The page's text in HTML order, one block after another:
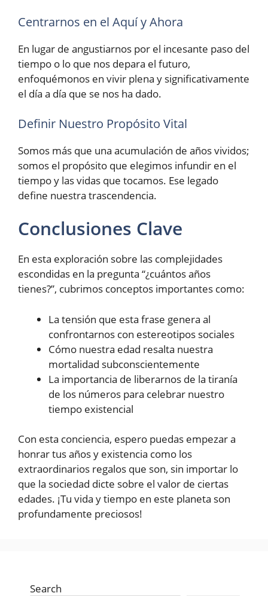
Centrarnos en el Aquí y Ahora
En lugar de angustiarnos por el incesante paso del
tiempo o lo que nos depara el futuro,
enfoquémonos en vivir plena y significativamente
el día a día que se nos ha dado.
Definir Nuestro Propósito Vital
Somos más que una acumulación de años vividos;
somos el propósito que elegimos infundir en el
tiempo y las vidas que tocamos. Ese legado
define nuestra trascendencia.
Conclusiones Clave
En esta exploración sobre las complejidades
escondidas en la pregunta “¿cuántos años
tienes?”, cubrimos conceptos importantes como:
La tensión que esta frase genera al
confrontarnos con estereotipos sociales
Cómo nuestra edad resalta nuestra
mortalidad subconscientemente
La importancia de liberarnos de la tiranía
de los números para celebrar nuestro
tiempo existencial
Con esta conciencia, espero puedas empezar a
honrar tus años y existencia como los
extraordinarios regalos que son, sin importar lo
que la sociedad dicte sobre el valor de ciertas
edades. ¡Tu vida y tiempo en este planeta son
profundamente preciosos!
Search